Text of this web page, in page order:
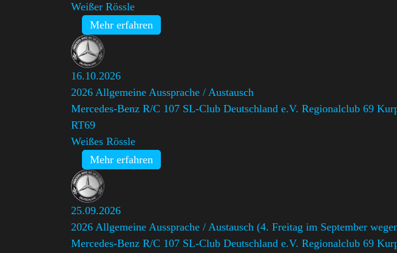
Weißer Rössle
Mehr erfahren
16.10.2026
2026 Allgemeine Aussprache / Austausch
Mercedes-Benz R/C 107 SL-Club Deutschland e.V. Regionalclub 69
RT69
Weißes Rössle
Mehr erfahren
25.09.2026
2026 Allgemeine Aussprache / Austausch (4. Freitag im September
Mercedes-Benz R/C 107 SL-Club Deutschland e.V. Regionalclub 69